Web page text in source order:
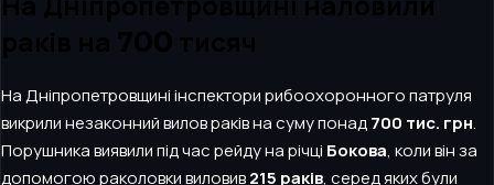
На Дніпропетровщині інспектори рибоохоронного патруля
викрили незаконний вилов раків на суму понад700 тис. грн.
Порушника виявили під час рейду на річці Бокова, коли він за
допомогою раколовки виловив215 раків, серед яких були